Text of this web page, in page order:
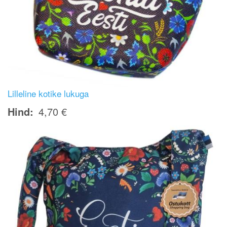
Lilleline kotike lukuga
Hind 4,70 €